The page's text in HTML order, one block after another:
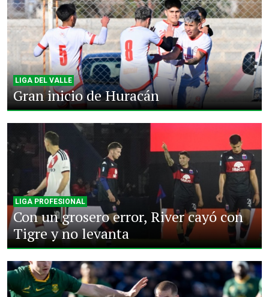
LIGA DEL VALLE
Gran inicio de Huracán
LIGA PROFESIONAL
Con un grosero error, River cayó con
Tigre y no levanta